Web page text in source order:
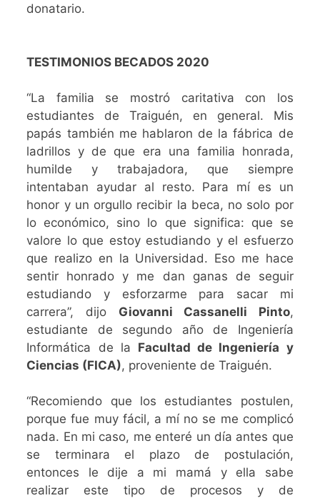
donatario.
TESTIMONIOS BECADOS 2020
“La familia se mostró caritativa con los
estudiantes de Traiguén, en general. Mis
papás también me hablaron de la fábrica de
ladrillos y de que era una familia honrada,
humilde y trabajadora, que siempre
intentaban ayudar al resto. Para mí es un
honor y un orgullo recibir la beca, no solo por
lo económico, sino lo que significa: que se
valore lo que estoy estudiando y el esfuerzo
que realizo en la Universidad. Eso me hace
sentir honrado y me dan ganas de seguir
estudiando y esforzarme para sacar mi
carrera”, dijo Giovanni Cassanelli Pinto,
estudiante de segundo año de Ingeniería
Informática de la Facultad de Ingeniería y
Ciencias (FICA), proveniente de Traiguén.
“Recomiendo que los estudiantes postulen,
porque fue muy fácil, a mí no se me complicó
nada. En mi caso, me enteré un día antes que
se terminara el plazo de postulación,
entonces le dije a mi mamá y ella sabe
realizar este tipo de procesos y de